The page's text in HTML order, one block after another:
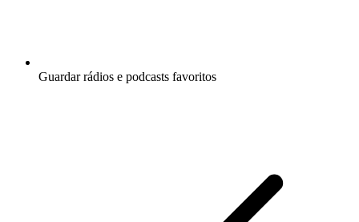
Guardar rádios e podcasts favoritos